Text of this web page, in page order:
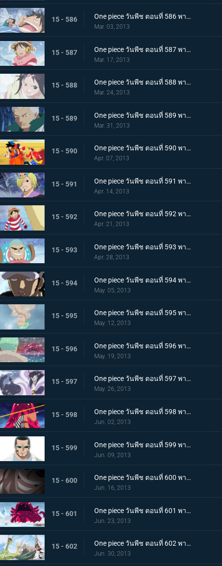
15 - 586 One piece วันพีช ตอนที่ 586 พากย์ไทย วิกฤติครั้งใหญ่ ลูฟี่จมทะเลสาบหนาวจัด
Mar. 03, 2013
15 - 587 One piece วันพีช ตอนที่ 587 พากย์ไทย ปะทะรุนแรง! ลอว์ ปะทะ พลเรือโทสโมคเกอร์
Mar. 17, 2013
15 - 588 One piece วันพีช ตอนที่ 588 พากย์ไทย พบเจออีกครั้งหลังผ่านไป 2 ปี! ลูฟี่กับลอว์
Mar. 24, 2013
15 - 589 One piece วันพีช ตอนที่ 589 พากย์ไทย เลวร้ายที่สุดโนโลก นักวิทยาศาสตร์ผู้น่าสะพรึงกลัว ซีซ่า
Mar. 31, 2013
15 - 590 One piece วันพีช ตอนที่ 590 พากย์ไทย ตอนพิเศษ! การรวมตัวที่แข็งแกร่งที่สุดในประวัติศาสตร์ ปะทะ จอมตะกละแห่งท้องทะเล
Apr. 07, 2013
15 - 591 One piece วันพีช ตอนที่ 591 พากย์ไทย ช็อปเปอร์เดือดจัด! การทดลองอันโหดเหี้ยมของมาสเตอร์
Apr. 14, 2013
15 - 592 One piece วันพีช ตอนที่ 592 พากย์ไทย ฆ่ายกกลุ่ม! นักฆ่าในตำนานจู่โจม!
Apr. 21, 2013
15 - 593 One piece วันพีช ตอนที่ 593 พากย์ไทย ช่วยนามิ! ลูฟี่ต่อสู้บนภูเขาหิมะ
Apr. 28, 2013
15 - 594 One piece วันพีช ตอนที่ 594 พากย์ไทย ก่อตั้ง! พันธมิตรโจรสลัด ลูฟี่ ลอว์!
May. 05, 2013
15 - 595 One piece วันพีช ตอนที่ 595 พากย์ไทย จับกุมมาสเตอร์ เริ่มแผนการพันธมิตรโจรสลัด!
May. 12, 2013
15 - 596 One piece วันพีช ตอนที่ 596 พากย์ไทย วิกฤตการณ์ทำลายล้าง! สัตว์ประหลาดแห่งความตายลอยมา
May. 19, 2013
15 - 597 One piece วันพีช ตอนที่ 597 พากย์ไทย การต่อสู้อันดุเดือด ซีซาร์ใช้ความสามารถอันแท้จริง!
May. 26, 2013
15 - 598 One piece วันพีช ตอนที่ 598 พากย์ไทย ซามูไรผ่าอัคคี! จิ้งจอกเพลิงคินเอม่อน
Jun. 02, 2013
15 - 599 One piece วันพีช ตอนที่ 599 พากย์ไทย ตะลึง! ตัวตนที่แท้จริงของชายปริศนาเวอร์โก้!
Jun. 09, 2013
15 - 600 One piece วันพีช ตอนที่ 600 พากย์ไทย ปกป้องพวกเด็กๆ ไว้! เงื้อมมืออันชั่วร้ายของมาสเตอร์ใกล้เข้ามาแล้ว
Jun. 16, 2013
15 - 601 One piece วันพีช ตอนที่ 601 พากย์ไทย นิวเวิลด์สั่นสะเทือน! การทดลองแห่งฝันร้ายของซีซาร์
Jun. 23, 2013
15 - 602 One piece วันพีช ตอนที่ 602 พากย์ไทย อาวุธสังหารหมู่ที่เลวร้ายสุดในประวัติศาสตร์! ชิโนะคุนิ
Jun. 30, 2013